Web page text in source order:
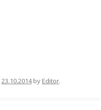
23.10.2014by Editor.